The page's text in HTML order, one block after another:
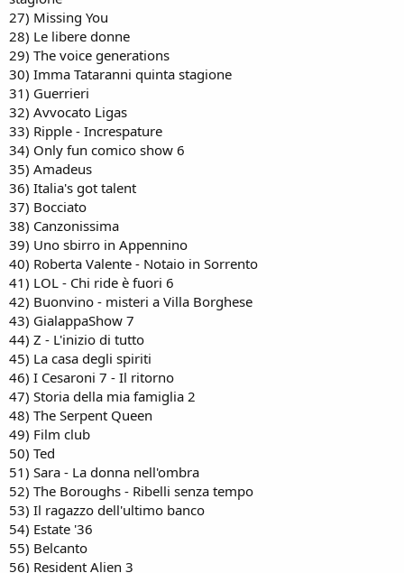
27) Missing You
28) Le libere donne
29) The voice generations
30) Imma Tataranni quinta stagione
31) Guerrieri
32) Avvocato Ligas
33) Ripple - Increspature
34) Only fun comico show 6
35) Amadeus
36) Italia's got talent
37) Bocciato
38) Canzonissima
39) Uno sbirro in Appennino
40) Roberta Valente - Notaio in Sorrento
41) LOL - Chi ride è fuori 6
42) Buonvino - misteri a Villa Borghese
43) GialappaShow 7
44) Z - L'inizio di tutto
45) La casa degli spiriti
46) I Cesaroni 7 - Il ritorno
47) Storia della mia famiglia 2
48) The Serpent Queen
49) Film club
50) Ted
51) Sara - La donna nell'ombra
52) The Boroughs - Ribelli senza tempo
53) Il ragazzo dell'ultimo banco
54) Estate '36
55) Belcanto
56) Resident Alien 3